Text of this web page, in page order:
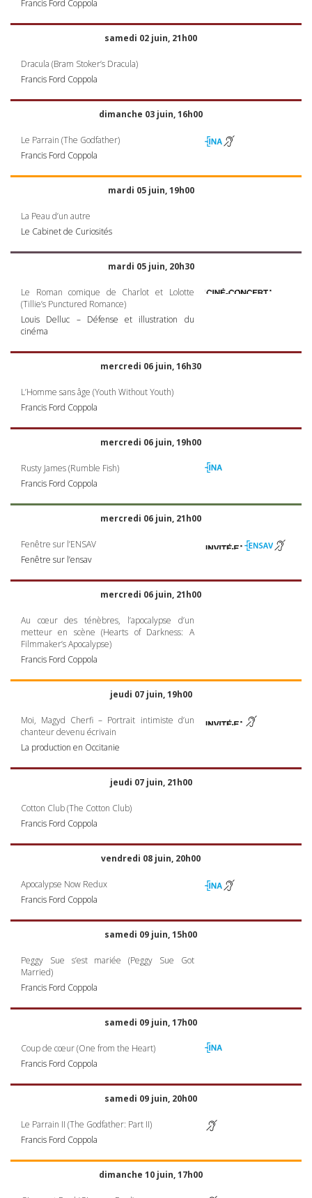
Francis Ford Coppola
samedi 02 juin, 21h00
Dracula (Bram Stoker’s Dracula)
Francis Ford Coppola
dimanche 03 juin, 16h00
Le Parrain (The Godfather)
Francis Ford Coppola
mardi 05 juin, 19h00
La Peau d’un autre
Le Cabinet de Curiosités
mardi 05 juin, 20h30
Le Roman comique de Charlot et Lolotte
(Tillie’s Punctured Romance)
Louis Delluc – Défense et illustration du
cinéma
mercredi 06 juin, 16h30
L’Homme sans âge (Youth Without Youth)
Francis Ford Coppola
mercredi 06 juin, 19h00
Rusty James (Rumble Fish)
Francis Ford Coppola
mercredi 06 juin, 21h00
Fenêtre sur l’ENSAV
Fenêtre sur l’ensav
mercredi 06 juin, 21h00
Au cœur des ténèbres, l’apocalypse d’un
metteur en scène (Hearts of Darkness: A
Filmmaker’s Apocalypse)
Francis Ford Coppola
jeudi 07 juin, 19h00
Moi, Magyd Cherfi – Portrait intimiste d’un
chanteur devenu écrivain
La production en Occitanie
jeudi 07 juin, 21h00
Cotton Club (The Cotton Club)
Francis Ford Coppola
vendredi 08 juin, 20h00
Apocalypse Now Redux
Francis Ford Coppola
samedi 09 juin, 15h00
Peggy Sue s’est mariée (Peggy Sue Got
Married)
Francis Ford Coppola
samedi 09 juin, 17h00
Coup de cœur (One from the Heart)
Francis Ford Coppola
samedi 09 juin, 20h00
Le Parrain II (The Godfather: Part II)
Francis Ford Coppola
dimanche 10 juin, 17h00